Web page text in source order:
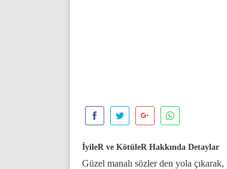
İyileR ve KötüleR Hakkında Detaylar
Güzel manalı sözler den yola